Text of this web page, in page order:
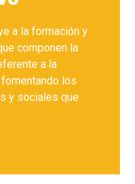
a la formación y
componen la
a la
los
y sociales que